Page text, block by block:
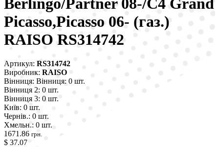
Berlingo/Partner 08-/C4 Grand
Picasso,Picasso 06- (газ.)
RAISO RS314742
Артикул: RS314742
Виробник: RAISO
Вінниця: Вінниця: 0 шт.
Вінниця 2: 0 шт.
Вінниця 3: 0 шт.
Київ: 0 шт.
Чернів.: 0 шт.
Хмельн.: 0 шт.
1671.86 грн.
$ 37.07